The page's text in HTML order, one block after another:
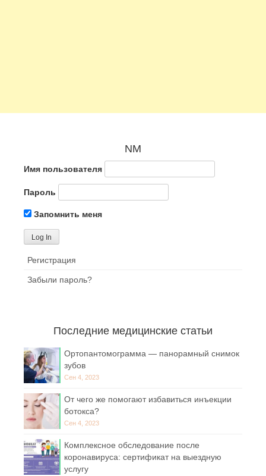
NM
Имя пользователя
Пароль
Запомнить меня
Регистрация
Забыли пароль?
Последние медицинские статьи
Ортопантомограмма — панорамный снимок
зубов
Сен 4, 2023
От чего же помогают избавиться инъекции
ботокса?
Сен 4, 2023
Комплексное обследование после
коронавируса: сертификат на выездную
услугу